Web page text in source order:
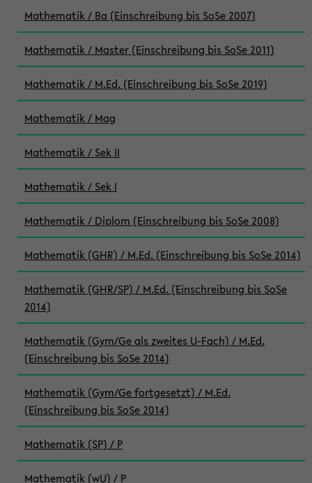
Mathematik / Ba (Einschreibung bis SoSe 2007)
Mathematik / Master (Einschreibung bis SoSe 2011)
Mathematik / M.Ed. (Einschreibung bis SoSe 2019)
Mathematik / Mag
Mathematik / Sek II
Mathematik / Sek I
Mathematik / Diplom (Einschreibung bis SoSe 2008)
Mathematik (GHR) / M.Ed. (Einschreibung bis SoSe 2014)
Mathematik (GHR/SP) / M.Ed. (Einschreibung bis SoSe
2014)
Mathematik (Gym/Ge als zweites U-Fach) / M.Ed.
(Einschreibung bis SoSe 2014)
Mathematik (Gym/Ge fortgesetzt) / M.Ed.
(Einschreibung bis SoSe 2014)
Mathematik (SP) / P
Mathematik (wU) / P